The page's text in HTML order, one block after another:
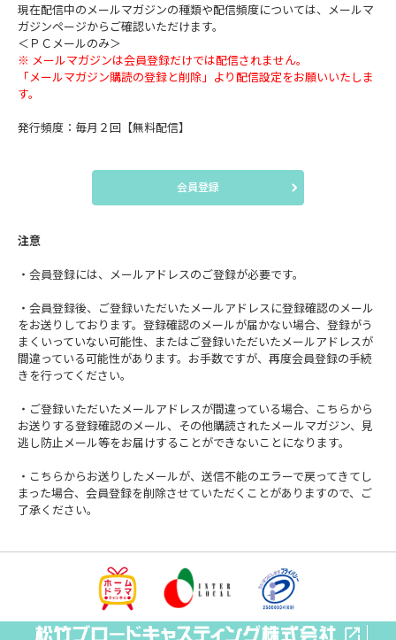
現在配信中のメールマガジンの種類や配信頻度については、メールマ
ガジンページからご確認いただけます。
＜ＰＣメールのみ＞
※ メールマガジンは会員登録だけでは配信されません。
「メールマガジン購読の登録と削除」より配信設定をお願いいたしま
す。
発行頻度：毎月２回【無料配信】
会員登録
注意
・会員登録には、メールアドレスのご登録が必要です。
・会員登録後、ご登録いただいたメールアドレスに登録確認のメール
をお送りしております。登録確認のメールが届かない場合、登録がう
まくいっていない可能性、またはご登録いただいたメールアドレスが
間違っている可能性があります。お手数ですが、再度会員登録の手続
きを行ってください。
・ご登録いただいたメールアドレスが間違っている場合、こちらから
お送りする登録確認のメール、その他購読されたメールマガジン、見
逃し防止メール等をお届けすることができないことになります。
・こちらからお送りしたメールが、送信不能のエラーで戻ってきてし
まった場合、会員登録を削除させていただくことがありますので、ご
了承ください。